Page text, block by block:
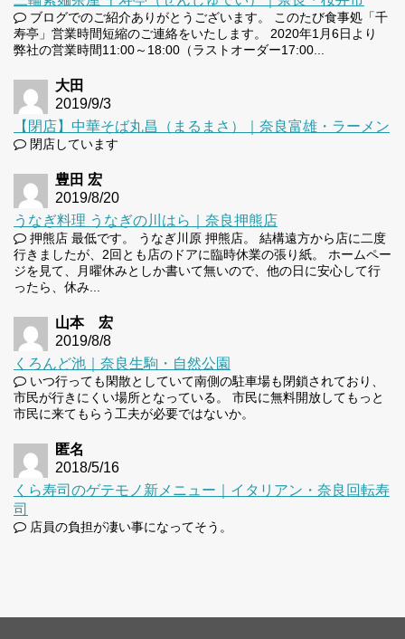
ブログでのご紹介ありがとうございます。 このたび食事処「千
寿亭」営業時間短縮のご連絡をいたします。 2020年1月6日より
弊社の営業時間11:00～18:00（ラストオーダー17:00...
大田
2019/9/3
【閉店】中華そば丸昌（まるまさ）｜奈良富雄・ラーメン
閉店しています
豊田 宏
2019/8/20
うなぎ料理 うなぎの川はら｜奈良押熊店
押熊店 最低です。 うなぎ川原 押熊店。 結構遠方から店に二度
行きましたが、2回とも店のドアに臨時休業の張り紙。 ホームペー
ジを見て、月曜休みとしか書いて無いので、他の日に安心して行
ったら、休み...
山本 宏
2019/8/8
くろんど池｜奈良生駒・自然公園
いつ行っても閑散としていて南側の駐車場も閉鎖されており、
市民が行きにくい場所となっている。 市民に無料開放してもっと
市民に来てもらう工夫が必要ではないか。
匿名
2018/5/16
くら寿司のゲテモノ新メニュー｜イタリアン・奈良回転寿
司
店員の負担が凄い事になってそう。